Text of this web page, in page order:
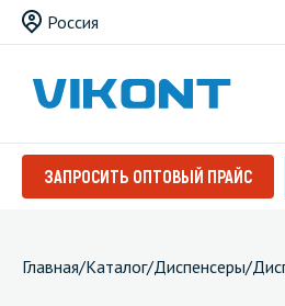
Россия
ЗАПРОСИТЬ ОПТОВЫЙ ПРАЙС
Главная/Каталог/Диспенсеры/